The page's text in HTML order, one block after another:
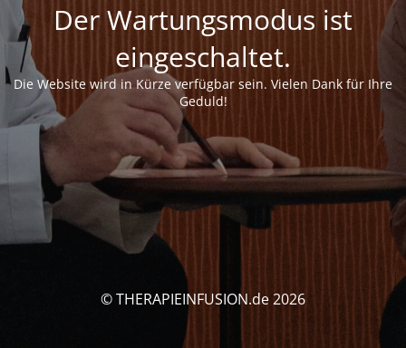
Der Wartungsmodus ist
eingeschaltet.
Die Website wird in Kürze verfügbar sein. Vielen Dank für Ihre
Geduld!
© THERAPIEINFUSION.de 2026